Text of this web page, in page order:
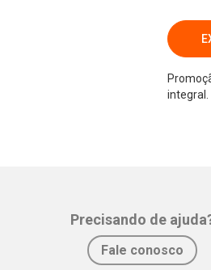
integral.
Precisando de
Fale conosco